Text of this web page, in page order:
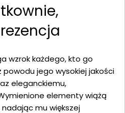
wzrok każdego, kto go
powodu jego wysokiej jakości
eleganckiemu,
elementy wiążą
mu większej